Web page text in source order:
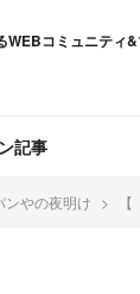
WEBコミュニティ
記事
ンやの夜明け